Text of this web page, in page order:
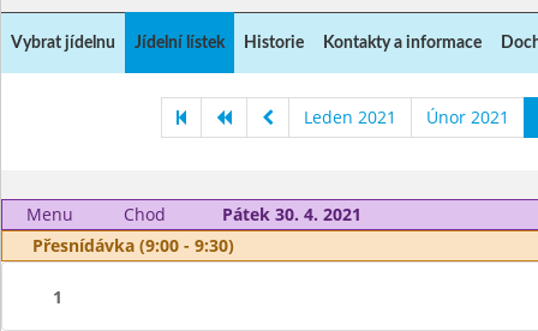
Vybrat jídelnu Jídelní lístek Historie Kontakty a informace
Leden 2021 Únor 2021
Menu Chod
Pátek 30. 4. 2021
Přesnídávka (9:00 - 9:30)
1